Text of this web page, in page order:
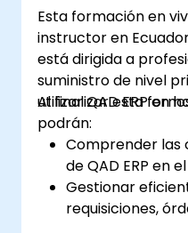
Esta formación en
instructor en
está dirigida a
suministro de nivel
utilizar QAD ERP en
Al finalizar esta
podrán:
Comprender las
de QAD ERP en
Gestionar
requisiciones,